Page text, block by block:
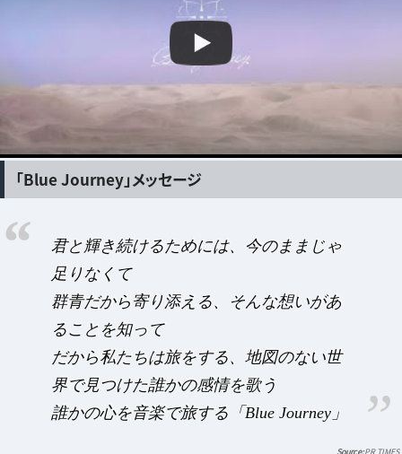
「Blue Journey」メッセージ
君と輝き続けるためには、今のままじゃ
足りなくて
群青だから寄り添える、そんな想いがあ
ることを知って
だから私たちは旅をする、地図のない世
界で見つけた誰かの感情を歌う
誰かの心を音楽で旅する「Blue Journey」
PR TIMES